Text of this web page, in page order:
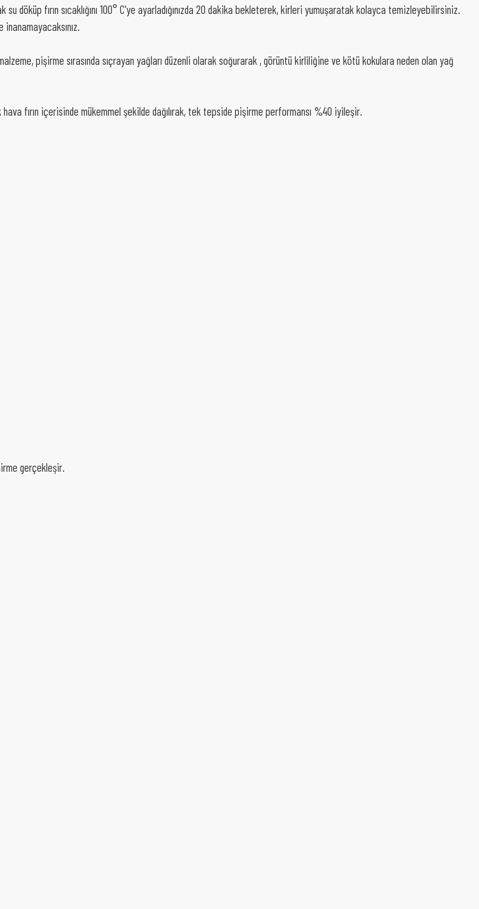
su döküp fırın sıcaklığını 100° C'ye ayarladığınızda 20 dakika bekleterek, kirleri yumuşaratak kolayca temizleyebilirsiniz.
pişirme sırasında sıçrayan yağları düzenli olarak soğurarak , görüntü kirliliğine ve kötü kokulara neden olan yağ
fırın içerisinde mükemmel şekilde dağılırak, tek tepside pişirme performansı %40 iyileşir.
gerçekleşir.